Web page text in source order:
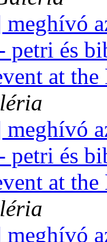
petri és
at
petri és
at